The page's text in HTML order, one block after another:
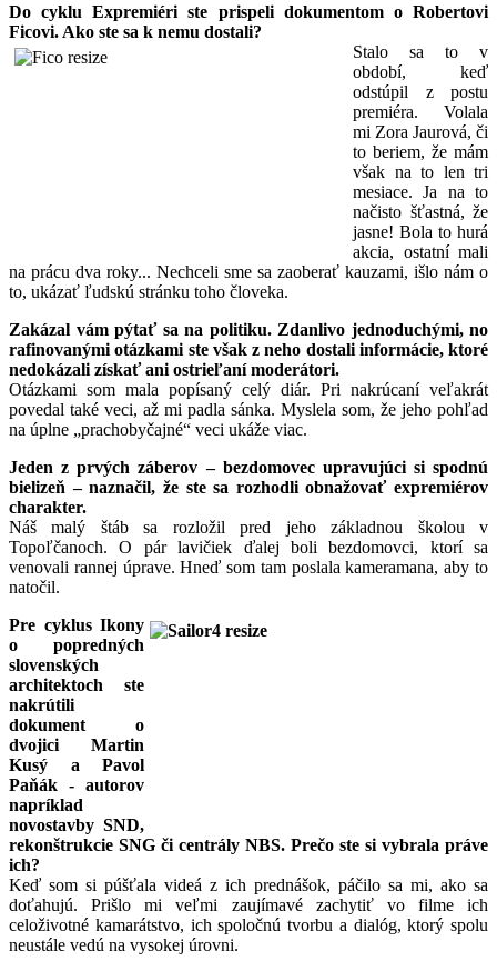
Do cyklu Expremiéri ste prispeli dokumentom o Robertovi
Ficovi. Ako ste sa k nemu dostali?
Stalo sa to v
období, keď
odstúpil z postu
premiéra. Volala
mi Zora Jaurová, či
to beriem, že mám
však na to len tri
mesiace. Ja na to
načisto šťastná, že
jasne! Bola to hurá
akcia, ostatní mali
na prácu dva roky... Nechceli sme sa zaoberať kauzami, išlo nám o
to, ukázať ľudskú stránku toho človeka.
Zakázal vám pýtať sa na politiku. Zdanlivo jednoduchými, no
rafinovanými otázkami ste však z neho dostali informácie, ktoré
nedokázali získať ani ostrieľaní moderátori.
Otázkami som mala popísaný celý diár. Pri nakrúcaní veľakrát
povedal také veci, až mi padla sánka. Myslela som, že jeho pohľad
na úplne „prachobyčajné“ veci ukáže viac.
Jeden z prvých záberov – bezdomovec upravujúci si spodnú
bielizeň – naznačil, že ste sa rozhodli obnažovať expremiérov
charakter.
Náš malý štáb sa rozložil pred jeho základnou školou v
Topoľčanoch. O pár lavičiek ďalej boli bezdomovci, ktorí sa
venovali rannej úprave. Hneď som tam poslala kameramana, aby to
natočil.
Pre cyklus Ikony
o popredných
slovenských
architektoch ste
nakrútili
dokument o
dvojici Martin
Kusý a Pavol
Paňák - autorov
napríklad
novostavby SND,
rekonštrukcie SNG či centrály NBS. Prečo ste si vybrala práve
ich?
Keď som si púšťala videá z ich prednášok, páčilo sa mi, ako sa
doťahujú. Prišlo mi veľmi zaujímavé zachytiť vo filme ich
celoživotné kamarátstvo, ich spoločnú tvorbu a dialóg, ktorý spolu
neustále vedú na vysokej úrovni.